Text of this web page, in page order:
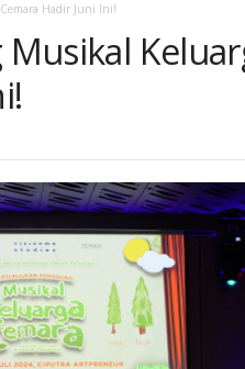
Hadir Juni Ini!
Musikal